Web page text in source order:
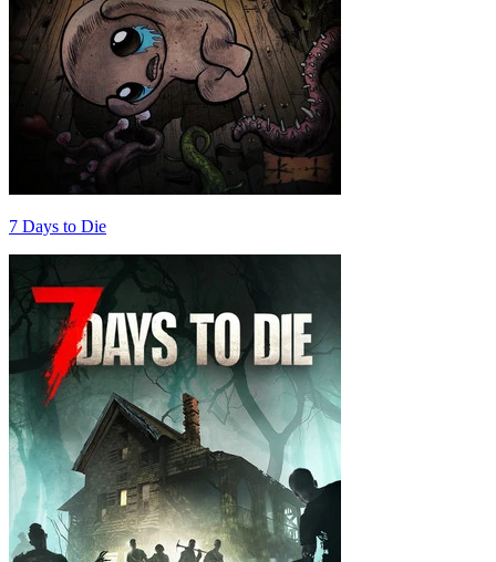
7 Days to Die